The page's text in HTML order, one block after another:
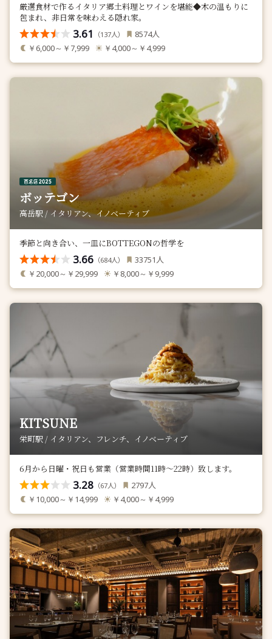
厳選食材で作るイタリア郷土料理とワインを堪能◆木の温もりに
包まれ、非日常を味わえる隠れ家。
3.61 （137人） 8574人
￥6,000～￥7,999 ￥4,000～￥4,999
ボッテゴン
高岳駅 / イタリアン、イノベーティブ
季節と向き合い、一皿にBOTTEGONの哲学を
3.66 （684人） 33751 人
￥20,000～￥29,999 ￥8,000～￥9,999
KITSUNE
栄町駅 / イタリアン、フレンチ、イノベーティブ
6月から日曜・祝日も営業（営業時間11時～22時）致します。
3.28 （67人） 2797人
￥10,000～￥14,999 ￥4,000～￥4,999